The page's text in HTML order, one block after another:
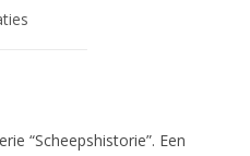
“Scheepshistorie”. Een